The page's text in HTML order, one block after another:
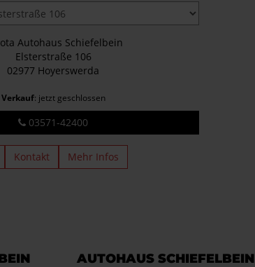
Autohaus Schiefelbein
Elsterstraße 106
02977 Hoyerswerda
Verkauf: jetzt geschlossen
03571-42400
Kontakt Mehr Infos
AUTOHAUS SCHIEFELBEIN